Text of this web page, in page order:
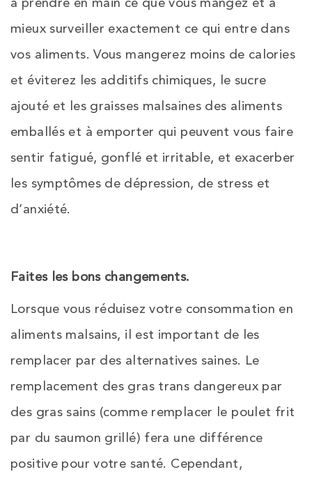
mieux surveiller exactement ce qui entre dans
vos aliments. Vous mangerez moins de calories
et éviterez les additifs chimiques, le sucre
ajouté et les graisses malsaines des aliments
emballés et à emporter qui peuvent vous faire
sentir fatigué, gonflé et irritable, et exacerber
les symptômes de dépression, de stress et
d’anxiété.
Faites les bons changements.
Lorsque vous réduisez votre consommation en
aliments malsains, il est important de les
remplacer par des alternatives saines. Le
remplacement des gras trans dangereux par
des gras sains (comme remplacer le poulet frit
par du saumon grillé) fera une différence
positive pour votre santé. Cependant,